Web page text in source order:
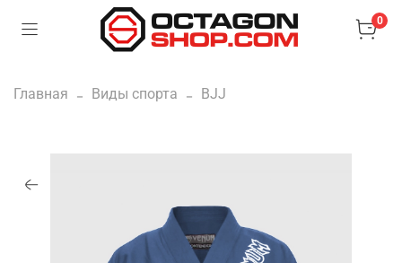
0
Главная Виды спорта BJJ